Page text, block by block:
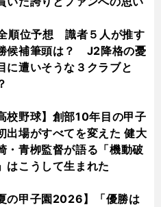
順位予想 識者５人が推す
候補筆頭は？ J2降格の憂
に遭いそうな３クラブと
校野球】創部10年目の甲子
出場がすべてを変えた 健大
・青栁監督が語る「機動破
はこうして生まれた
の甲子園2026】「優勝は